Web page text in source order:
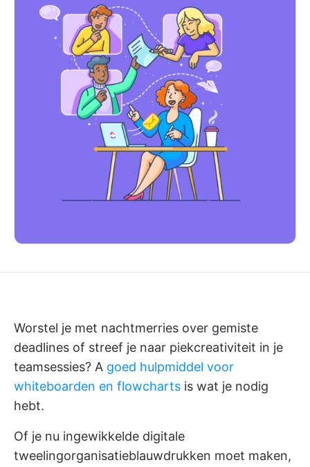
Worstel je met nachtmerries over gemiste
deadlines of streef je naar piekcreativiteit in je
teamsessies? A goed hulpmiddel voor
whiteboarden en flowcharts is wat je nodig
hebt.
Of je nu ingewikkelde digitale
tweelingorganisatieblauwdrukken moet maken,